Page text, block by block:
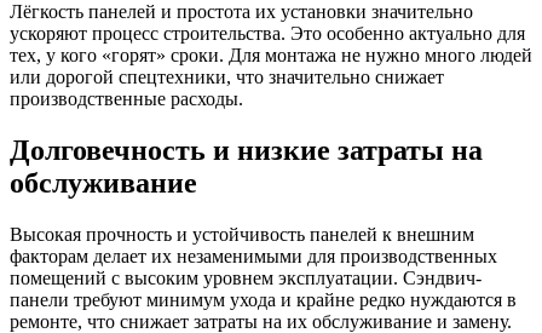
Лёгкость панелей и простота их установки значительно
ускоряют процесс строительства. Это особенно актуально для
тех, у кого «горят» сроки. Для монтажа не нужно много людей
или дорогой спецтехники, что значительно снижает
производственные расходы.
Долговечность и низкие затраты на
обслуживание
Высокая прочность и устойчивость панелей к внешним
факторам делает их незаменимыми для производственных
помещений с высоким уровнем эксплуатации. Сэндвич-
панели требуют минимум ухода и крайне редко нуждаются в
ремонте, что снижает затраты на их обслуживание и замену.